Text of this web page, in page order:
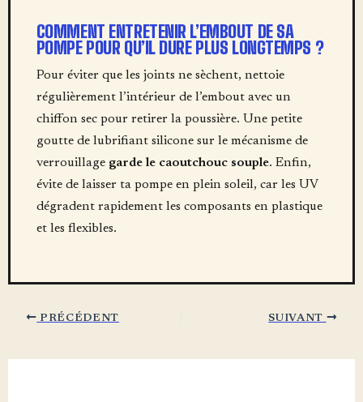
COMMENT ENTRETENIR L’EMBOUT DE SA
POMPE POUR QU’IL DURE PLUS LONGTEMPS ?
Pour éviter que les joints ne sèchent, nettoie
régulièrement l’intérieur de l’embout avec un
chiffon sec pour retirer la poussière. Une petite
goutte de lubrifiant silicone sur le mécanisme de
verrouillage garde le caoutchouc souple. Enfin,
évite de laisser ta pompe en plein soleil, car les UV
dégradent rapidement les composants en plastique
et les flexibles.
PRÉCÉDENT SUIVANT